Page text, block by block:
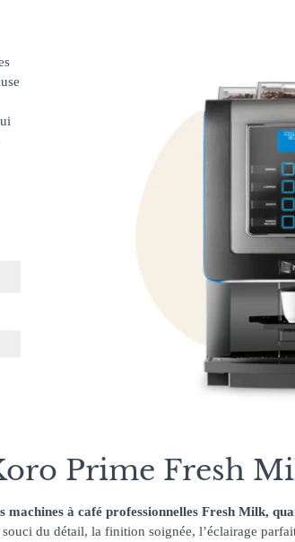
Prime Fresh
machines à café professionnelles Fresh Milk,
du détail, la finition soignée, l’éclairage